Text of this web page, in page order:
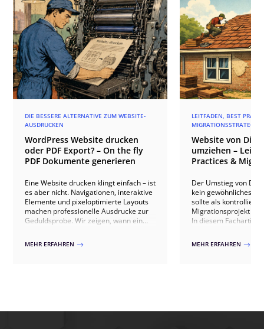
DIE BESSERE ALTERNATIVE ZUM WEBSITE-
AUSDRUCKEN
WordPress Website drucken
oder PDF Export? – On the fly
PDF Dokumente generieren
Eine Website drucken klingt einfach – ist
es aber nicht. Navigationen, interaktive
Elemente und pixeloptimierte Layouts
machen professionelle Ausdrucke zur
Geduldsprobe. Wir zeigen, wann ein
Grenzen stoßen und wann eine
MEHR ERFAHREN $
LEITFADEN, BEST
MIGRATIONSSTRATEGIE
Website von Divi
umziehen –
Practices &
Der Umstieg von Divi
kein gewöhnliches
sollte als
Migrationsprojekt
In diesem Fachartikel
sind, welche Risiken
MEHR ERFAHREN $